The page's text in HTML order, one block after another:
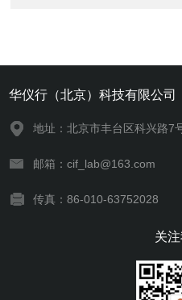
华仪行（北京）科技有限公司
地址：北京市丰台区科兴路7
邮箱：cif_lab@163.com
传真：86-010-63752028
关